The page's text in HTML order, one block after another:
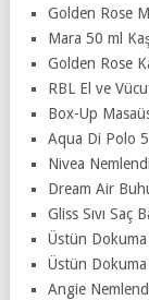
Golden Rose
Mara 50 ml
Golden Rose
RBL El ve
Box-Up
Aqua Di Polo
Nivea
Dream Air
Gliss Sıvı Saç
Üstün
Üstün
Angie